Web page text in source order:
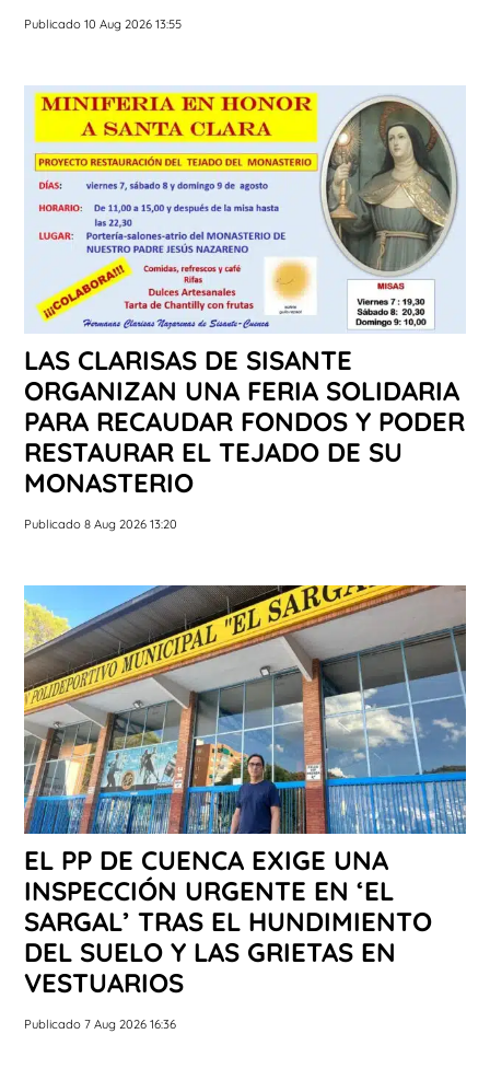
Publicado 10 Aug 2026 13:55
LAS CLARISAS DE SISANTE
ORGANIZAN UNA FERIA SOLIDARIA
PARA RECAUDAR FONDOS Y PODER
RESTAURAR EL TEJADO DE SU
MONASTERIO
Publicado 8 Aug 2026 13:20
EL PP DE CUENCA EXIGE UNA
INSPECCIÓN URGENTE EN ‘EL
SARGAL’ TRAS EL HUNDIMIENTO
DEL SUELO Y LAS GRIETAS EN
VESTUARIOS
Publicado 7 Aug 2026 16:36